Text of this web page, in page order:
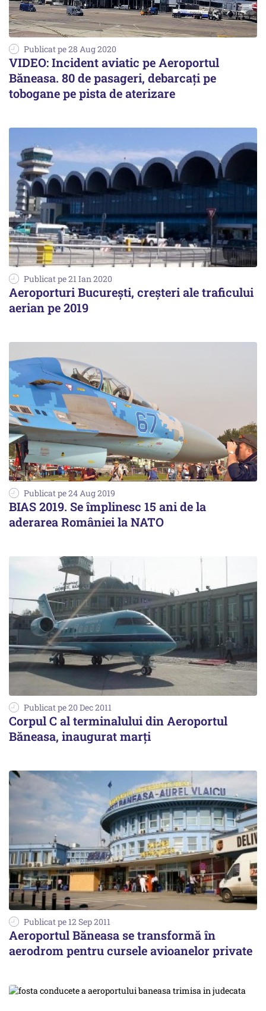
Publicat pe 28 Aug 2020
VIDEO: Incident aviatic pe Aeroportul
Băneasa. 80 de pasageri, debarcați pe
tobogane pe pista de aterizare
Publicat pe 21 Ian 2020
Aeroporturi București, creșteri ale traficului
aerian pe 2019
Publicat pe 24 Aug 2019
BIAS 2019. Se împlinesc 15 ani de la
aderarea României la NATO
Publicat pe 20 Dec 2011
Corpul C al terminalului din Aeroportul
Băneasa, inaugurat marți
Publicat pe 12 Sep 2011
Aeroportul Băneasa se transformă în
aerodrom pentru cursele avioanelor private